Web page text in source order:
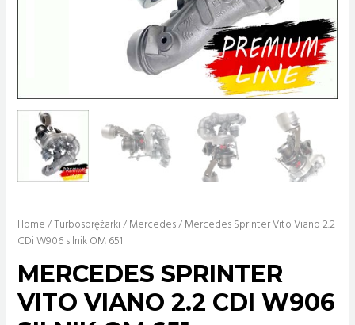
Home/Turbosprężarki/Mercedes/ Mercedes Sprinter Vito Viano 2.2
CDi W906 silnik OM 651
MERCEDES SPRINTER
VITO VIANO 2.2 CDI W906